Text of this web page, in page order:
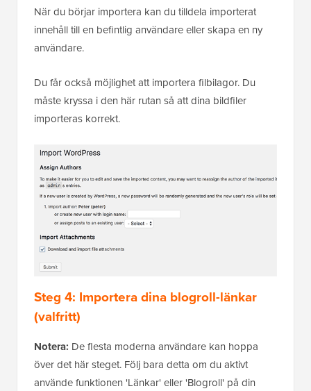
När du börjar importera kan du tilldela importerat
innehåll till en befintlig användare eller skapa en ny
användare.
Du får också möjlighet att importera filbilagor. Du
måste kryssa i den här rutan så att dina bildfiler
importeras korrekt.
Steg 4: Importera dina blogroll-länkar
(valfritt)
Notera: De flesta moderna användare kan hoppa
över det här steget. Följ bara detta om du aktivt
använde funktionen 'Länkar' eller 'Blogroll' på din